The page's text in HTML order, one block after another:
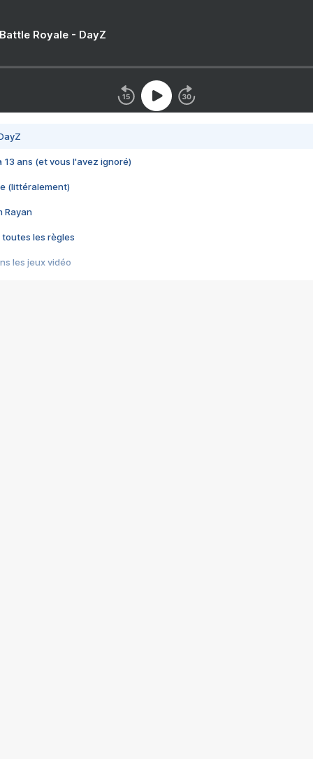
Royale - DayZ
13 ans (et vous l'avez ignoré)
(littéralement)
Rayan
toutes les règles
les jeux vidéo